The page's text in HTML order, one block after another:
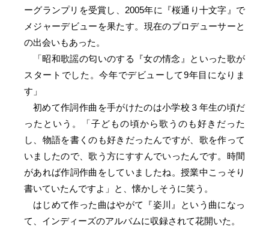
ーグランプリを受賞し、2005年に『桜通り十文字』で
メジャーデビューを果たす。現在のプロデューサーと
の出会いもあった。
「昭和歌謡の匂いのする『女の情念』といった歌が
スタートでした。今年でデビューして9年目になりま
す」
初めて作詞作曲を手がけたのは小学校３年生の頃だ
ったという。「子どもの頃から歌うのも好きだった
し、物語を書くのも好きだったんですが、歌を作って
いましたので、歌う方にすすんでいったんです。時間
があれば作詞作曲をしていましたね。授業中こっそり
書いていたんですよ」と、懐かしそうに笑う。
はじめて作った曲はやがて『姿川』という曲になっ
て、インディーズのアルバムに収録されて花開いた。